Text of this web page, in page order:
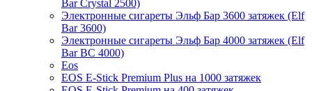
Bar Crystal 2500)
Электронные сигареты Эльф Бар 3600 затяжек (Elf
Bar 3600)
Электронные сигареты Эльф Бар 4000 затяжек (Elf
Bar BC 4000)
Eos
EOS E-Stick Premium Plus на 1000 затяжек